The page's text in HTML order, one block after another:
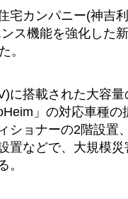
宅カンパニー(神吉
ス機能を強化した
。
に搭載された大容
」の対応車種の
ショナーの2階設置
置などで、大規模
。